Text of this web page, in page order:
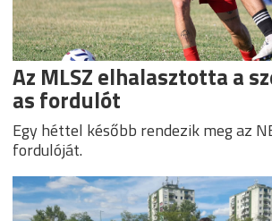
Az MLSZ elhalasztotta a
as fordulót
Egy héttel később rendezik meg az
fordulóját.